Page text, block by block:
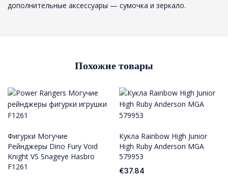
дополнительные аксессуары — сумочка и зеркало.
Похожие товары
Фигурки Могучие
Рейнджеры Dino Fury Void
Knight VS Snageye Hasbro
F1261
Кукла Rainbow High Junior
High Ruby Anderson MGA
579953
€37.84